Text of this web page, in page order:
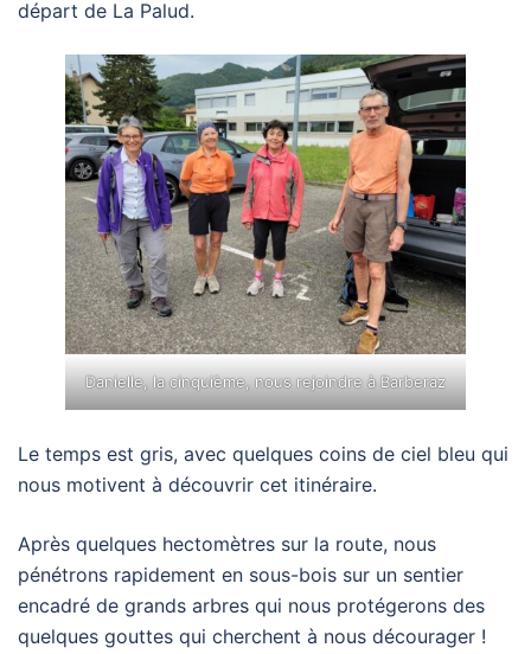
départ de La Palud.
Danielle, la cinquième, nous rejoindre à Barberaz
Le temps est gris, avec quelques coins de ciel bleu qui
nous motivent à découvrir cet itinéraire.
Après quelques hectomètres sur la route, nous
pénétrons rapidement en sous-bois sur un sentier
encadré de grands arbres qui nous protégerons des
quelques gouttes qui cherchent à nous décourager !